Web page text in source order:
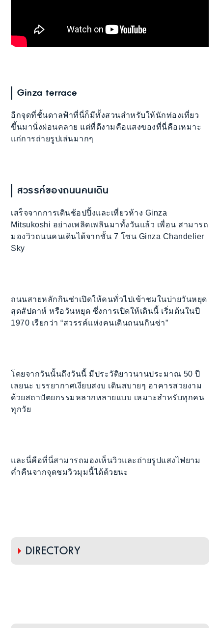
Ginza terrace
อีกจุดที่ชั้นดาลฟ้าที่นี่ก็มีทั้งสวนสำหรับให้นักท่องเที่ยว
ขึ้นมานั่งผ่อนคลาย แต่ที่ดีงามคือแสงของที่นี่คือเหมาะ
แก่การถ่ายรูปเล่นมากๆ
สวรรค์ของถนนคนเดิน
เสร็จจากการเดินช้อปปิ้งและเที่ยวห้าง Ginza
Mitsukoshi อย่างเพลิดเพลินมาทั้งวันแล้ว เพื่อน สามารถ
มองวิวถนนคนเดินได้จากชั้น 7 โซน Ginza Chandelier
Sky
ถนนสายหลักกินซ่าเปิดให้คนทั่วไปเข้าชมในบ่ายวันหยุด
สุดสัปดาห์ หรือวันหยุด ซึ่งการเปิดให้เดินนี้ เริ่มต้นในปี
1970 เรียกว่า “สวรรค์แห่งคนเดินถนนกินซ่า”
โดยจากวันนั้นถึงวันนี้ มีประวัติยาวนานประมาณ 50 ปี
เลยนะ บรรยากาศเงียบสงบ เดินสบายๆ อาคารสวยงาม
ด้วยสถาปัตยกรรมหลากหลายแบบ เหมาะสำหรับทุกคน
ทุกวัย
และนี่คือที่นี่สามารถมองเห็นวิวและถ่ายรูปแสงไฟยาม
ค่ำคืนจากจุดชมวิวมุมนี้ได้ด้วยนะ
DIRECTORY